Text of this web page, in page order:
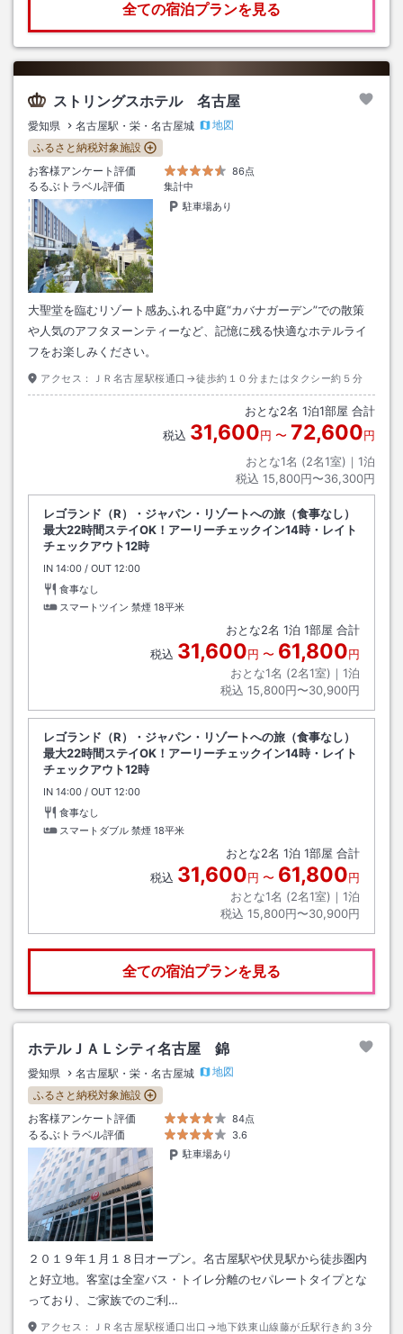
全ての宿泊プランを見る
ストリングスホテル 名古屋
愛知県 名古屋駅・栄・名古屋城
地図
ふるさと納税対象施設
お客様アンケート評価
86点
るるぶトラベル評価
集計中
駐車場あり
大聖堂を臨むリゾート感あふれる中庭“カバナガーデン”での散策
や人気のアフタヌーンティーなど、記憶に残る快適なホテルライ
フをお楽しみください。
アクセス： ＪＲ名古屋駅桜通口→徒歩約１０分またはタクシー約５分
おとな2名 1泊1部屋 合計
税込 31,600円 〜 72,600円
おとな1名 (2名1室)｜ 1泊
税込 15,800円〜36,300円
レゴランド（R）・ジャパン・リゾートへの旅（食事なし）
最大22時間ステイOK！アーリーチェックイン14時・レイト
チェックアウト12時
IN チェックイン
14:00 / OUT チェックアウト
12:00
食事なし
スマートツイン 禁煙 18平米
おとな2名 1泊 1部屋 合計
税込 31,600円 〜 61,800円
おとな1名 (2名1室)｜ 1泊
税込 15,800円〜30,900円
レゴランド（R）・ジャパン・リゾートへの旅（食事なし）
最大22時間ステイOK！アーリーチェックイン14時・レイト
チェックアウト12時
IN チェックイン
14:00 / OUT チェックアウト
12:00
食事なし
スマートダブル 禁煙 18平米
おとな2名 1泊 1部屋 合計
税込 31,600円 〜 61,800円
おとな1名 (2名1室)｜ 1泊
税込 15,800円〜30,900円
全ての宿泊プランを見る
ホテルＪＡＬシティ名古屋 錦
愛知県 名古屋駅・栄・名古屋城
地図
ふるさと納税対象施設
お客様アンケート評価
84点
るるぶトラベル評価
3.6
駐車場あり
２０１９年１月１８日オープン。名古屋駅や伏見駅から徒歩圏内
と好立地。客室は全室バス・トイレ分離のセパレートタイプとな
っており、ご家族でのご利…
アクセス：
ＪＲ名古屋駅桜通口出口→地下鉄東山線藤が丘駅行き約３分